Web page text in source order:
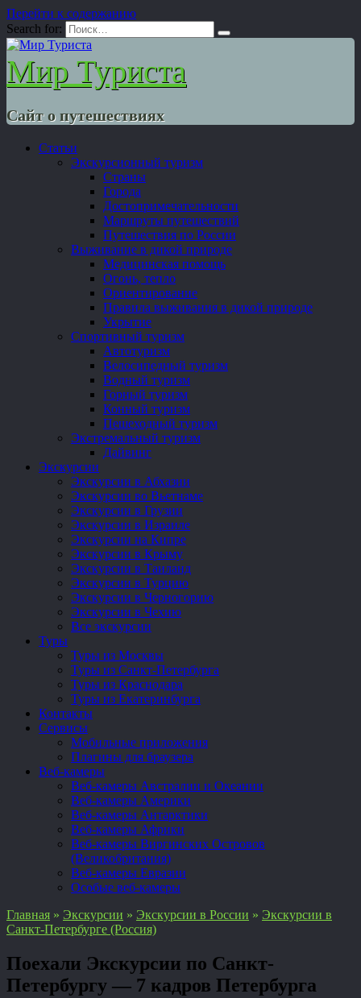
Перейти к содержанию
Search for:
Мир Туриста
Сайт о путешествиях
Статьи
Экскурсионный туризм
Страны
Города
Достопримечательности
Маршруты путешествий
Путешествия по России
Выживание в дикой природе
Медицинская помощь
Огонь, тепло
Ориентирование
Правила выживания в дикой природе
Укрытие
Спортивный туризм
Автотуризм
Велосипедный туризм
Водный туризм
Горный туризм
Конный туризм
Пешеходный туризм
Экстремальный туризм
Дайвинг
Экскурсии
Экскурсии в Абхазии
Экскурсии во Вьетнаме
Экскурсии в Грузии
Экскурсии в Израиле
Экскурсии на Кипре
Экскурсии в Крыму
Экскурсии в Таиланд
Экскурсии в Турцию
Экскурсии в Черногорию
Экскурсии в Чехию
Все экскурсии
Туры
Туры из Москвы
Туры из Санкт-Петербурга
Туры из Краснодара
Туры из Екатеринбурга
Контакты
Сервисы
Мобильные приложения
Плагины для браузера
Веб-камеры
Веб-камеры Австралии и Океании
Веб-камеры Америки
Веб-камеры Антарктики
Веб-камеры Африки
Веб-камеры Виргинских Островов
(Великобритания)
Веб-камеры Евразии
Особые веб-камеры
Главная » Экскурсии » Экскурсии в России » Экскурсии в
Санкт-Петербурге (Россия)
Поехали Экскурсии по Санкт-
Петербургу — 7 кадров Петербурга